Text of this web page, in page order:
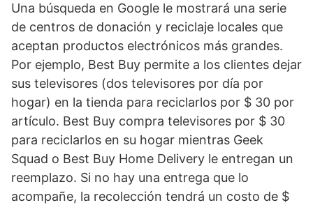
Una búsqueda en Google le mostrará una serie
de centros de donación y reciclaje locales que
aceptan productos electrónicos más grandes.
Por ejemplo, Best Buy permite a los clientes dejar
sus televisores (dos televisores por día por
hogar) en la tienda para reciclarlos por $ 30 por
artículo. Best Buy compra televisores por $ 30
para reciclarlos en su hogar mientras Geek
Squad o Best Buy Home Delivery le entregan un
reemplazo. Si no hay una entrega que lo
acompañe, la recolección tendrá un costo de $